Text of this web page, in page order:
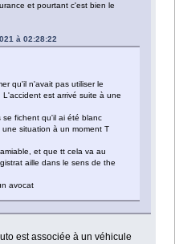
et pourtant c'est bien le
à 02:28:22
qu'il n'avait pas utiliser le
est arrivé suite à une
se fichent qu'il ai été blanc
situation à un moment T
et que tt cela va au
aille dans le sens de the
avocat
est associée à un véhicule